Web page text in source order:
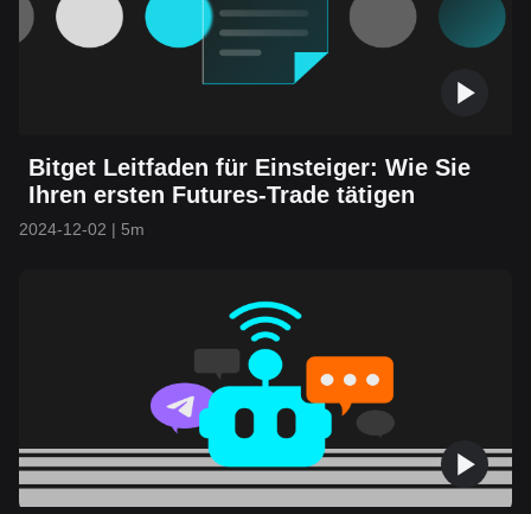
Bitget Leitfaden für Einsteiger: Wie Sie
Ihren ersten Futures-Trade tätigen
2024-12-02 | 5m